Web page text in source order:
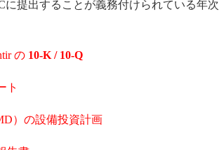
提出することが義務付けられている年次
の 10-K / 10-Q
ト
）の設備投資計画